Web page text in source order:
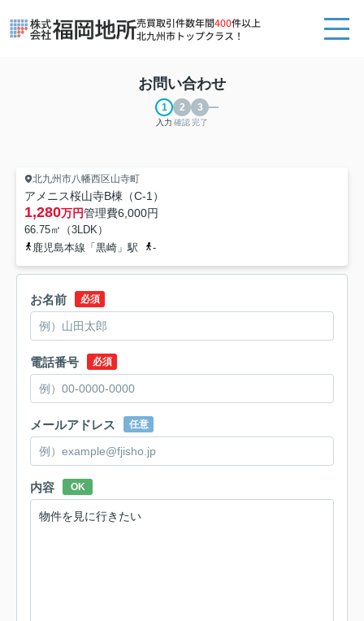
売買取引件数年間400件以上
北九州市トップクラス！
お問い合わせ
入力 確認完了
北九州市八幡西区山寺町
アメニス桜山寺B棟（C-1）
1,280万円管理費6,000円
66.75㎡（3LDK）
鹿児島本線「黒崎」駅
-
お名前 必須
電話番号 必須
メールアドレス 任意
内容 OK